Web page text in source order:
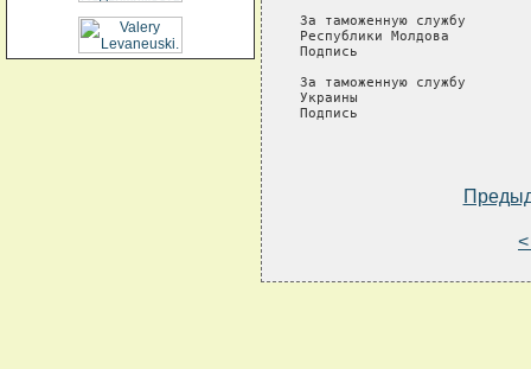
За таможенную службу
Республики Молдова
Подпись
За таможенную службу
Украины
Подпись